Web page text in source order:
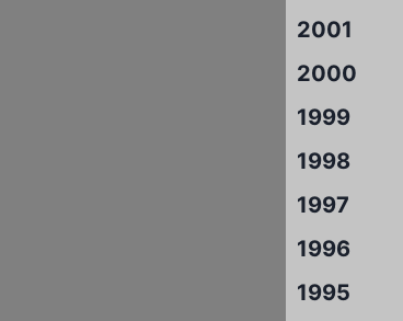
2001
2000
1999
1998
1997
1996
1995